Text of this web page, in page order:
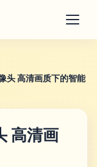
头 高清画质下的智能
高清画